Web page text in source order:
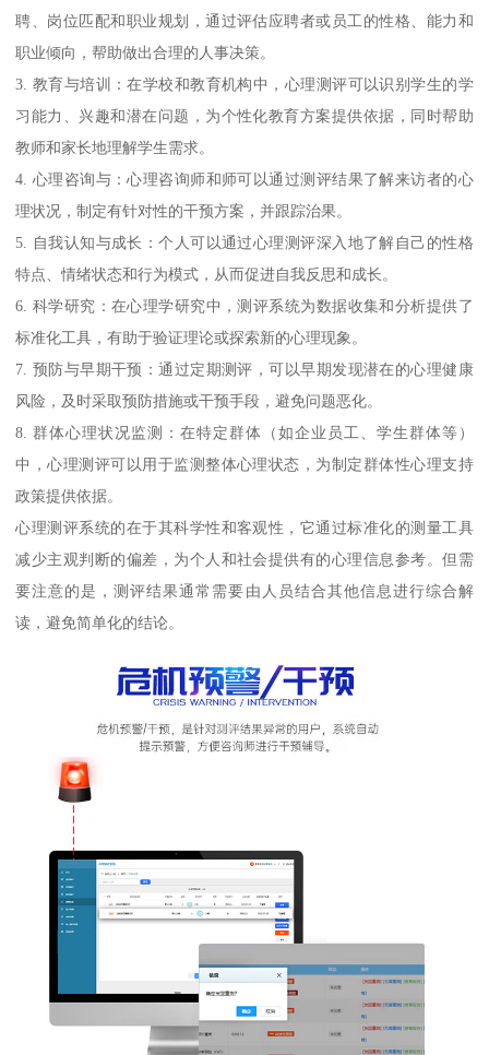
聘、岗位匹配和职业规划，通过评估应聘者或员工的性格、能力和
职业倾向，帮助做出合理的人事决策。
3. 教育与培训：在学校和教育机构中，心理测评可以识别学生的学
习能力、兴趣和潜在问题，为个性化教育方案提供依据，同时帮助
教师和家长地理解学生需求。
4. 心理咨询与：心理咨询师和师可以通过测评结果了解来访者的心
理状况，制定有针对性的干预方案，并跟踪治果。
5. 自我认知与成长：个人可以通过心理测评深入地了解自己的性格
特点、情绪状态和行为模式，从而促进自我反思和成长。
6. 科学研究：在心理学研究中，测评系统为数据收集和分析提供了
标准化工具，有助于验证理论或探索新的心理现象。
7. 预防与早期干预：通过定期测评，可以早期发现潜在的心理健康
风险，及时采取预防措施或干预手段，避免问题恶化。
8. 群体心理状况监测：在特定群体（如企业员工、学生群体等）
中，心理测评可以用于监测整体心理状态，为制定群体性心理支持
政策提供依据。
心理测评系统的在于其科学性和客观性，它通过标准化的测量工具
减少主观判断的偏差，为个人和社会提供有的心理信息参考。但需
要注意的是，测评结果通常需要由人员结合其他信息进行综合解
读，避免简单化的结论。